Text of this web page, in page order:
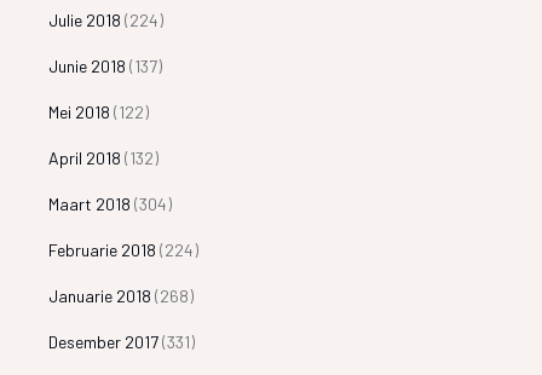
Julie 2018 (224)
Junie 2018 (137)
Mei 2018 (122)
April 2018 (132)
Maart 2018 (304)
Februarie 2018 (224)
Januarie 2018 (268)
Desember 2017(331)